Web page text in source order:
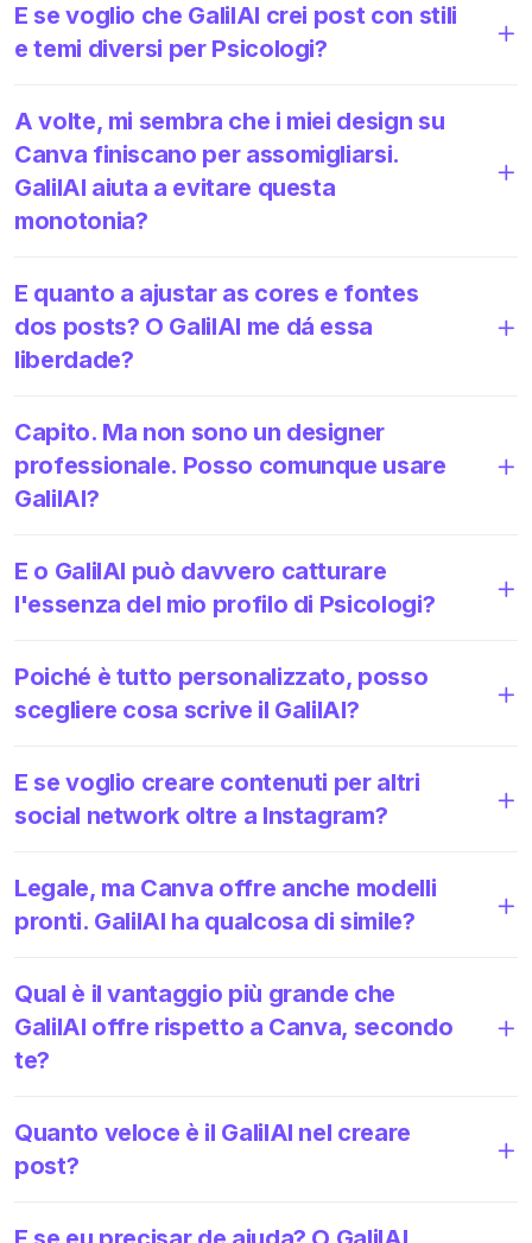
E se voglio che GalilAI crei post con stili
e temi diversi per Psicologi?
A volte, mi sembra che i miei design su
Canva finiscano per assomigliarsi.
GalilAI aiuta a evitare questa
monotonia?
E quanto a ajustar as cores e fontes
dos posts? O GalilAI me dá essa
liberdade?
Capito. Ma non sono un designer
professionale. Posso comunque usare
GalilAI?
E o GalilAI può davvero catturare
l'essenza del mio profilo di Psicologi?
Poiché è tutto personalizzato, posso
scegliere cosa scrive il GalilAI?
E se voglio creare contenuti per altri
social network oltre a Instagram?
Legale, ma Canva offre anche modelli
pronti. GalilAI ha qualcosa di simile?
Qual è il vantaggio più grande che
GalilAI offre rispetto a Canva, secondo
te?
Quanto veloce è il GalilAI nel creare
post?